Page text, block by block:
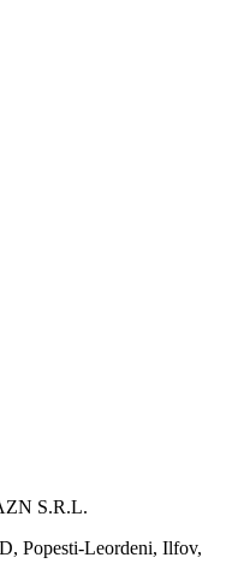
S.R.L.
Popesti-Leordeni, Ilfov,